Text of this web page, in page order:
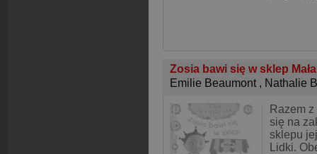
Zosia bawi się w sklep
Emilie Beaumont , Nathalie
Razem
się na
sklepu
Lidki.